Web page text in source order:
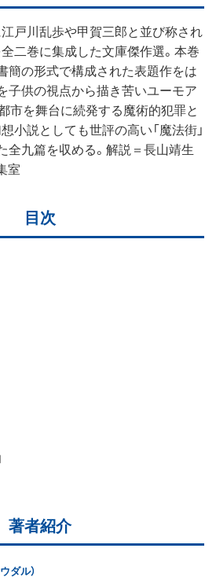
戸川乱歩や甲賀三郎と並び称され
二巻に集成した文庫傑作選。本巻
簡の形式で構成された表題作をは
子供の視点から描き苦いユーモア
都市を舞台に続発する魔術的犯罪と
小説としても世評の高い「魔法街」
全九篇を収める。解説＝長山靖生
室
目次
著者紹介
ダル）